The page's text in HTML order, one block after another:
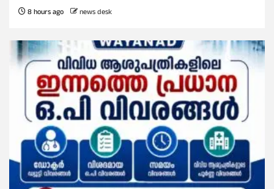
8 hours ago news desk